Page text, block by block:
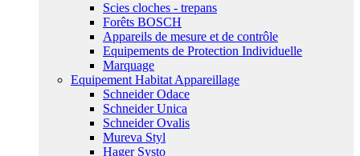
Scies cloches - trepans
Forêts BOSCH
Appareils de mesure et de contrôle
Equipements de Protection Individuelle
Marquage
Equipement Habitat Appareillage
Schneider Odace
Schneider Unica
Schneider Ovalis
Mureva Styl
Hager Systo